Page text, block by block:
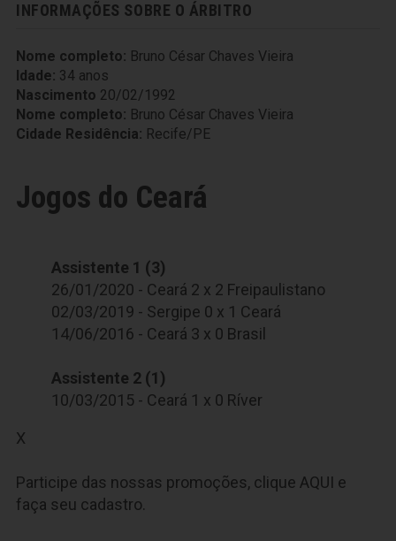
INFORMAÇÕES SOBRE O ÁRBITRO
Nome completo: Bruno César Chaves Vieira
Idade: 34 anos
Nascimento 20/02/1992
Nome completo: Bruno César Chaves Vieira
Cidade Residência: Recife/PE
Jogos do Ceará
Assistente 1 (3)
26/01/2020 - Ceará 2 x 2 Freipaulistano
02/03/2019 - Sergipe 0 x 1 Ceará
14/06/2016 - Ceará 3 x 0 Brasil
Assistente 2 (1)
10/03/2015 - Ceará 1 x 0 Ríver
X
Participe das nossas promoções, clique AQUI e
faça seu cadastro.